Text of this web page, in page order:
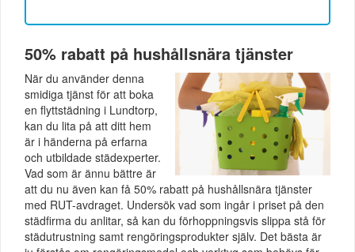
50% rabatt på hushållsnära tjänster
När du använder denna
smidiga tjänst för att boka
en flyttstädning i Lundtorp,
kan du lita på att ditt hem
är i händerna på erfarna
och utbildade städexperter.
Vad som är ännu bättre är
att du nu även kan få 50% rabatt på hushållsnära tjänster
med RUT-avdraget. Undersök vad som ingår i priset på den
städfirma du anlitar, så kan du förhoppningsvis slippa stå för
städutrustning samt rengöringsprodukter själv. Det bästa är